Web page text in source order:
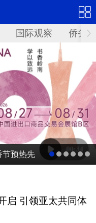
国际观察 侨务
节预热先
启 引领亚太共同体